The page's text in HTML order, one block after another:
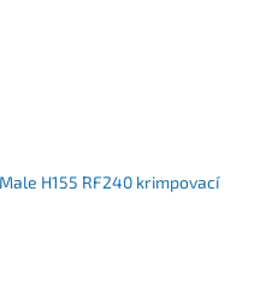
H155 RF240 krimpovací